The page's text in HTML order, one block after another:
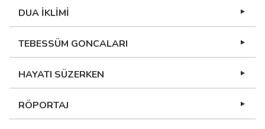
DUA İKLİMİ
TEBESSÜM GONCALARI
HAYATI SÜZERKEN
RÖPORTAJ